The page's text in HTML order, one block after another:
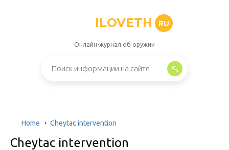
ILOVETH RU
Онлайн-журнал об оружии
Home Cheytac intervention
Cheytac intervention